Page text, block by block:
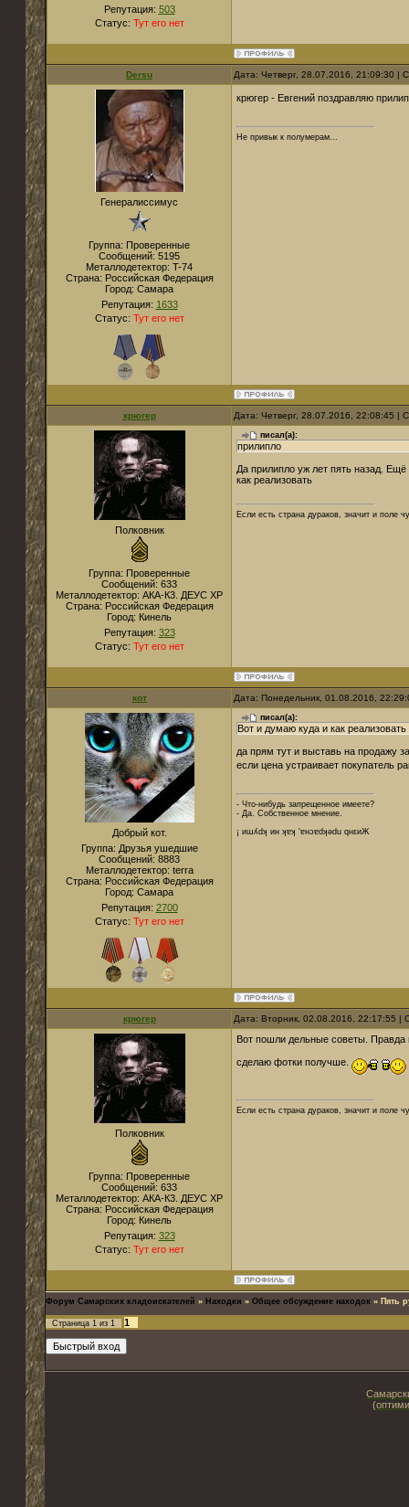
Репутация: 503
Статус: Тут его нет
Dersu Дата: Четверг, 28.07.2016, 21:09:30 |
Генералиссимус
Группа: Проверенные
Сообщений: 5195
Металлодетектор: T-74
Страна: Российская Федерация
Город: Самара
Репутация: 1633
Статус: Тут его нет
крюгер - Евгений поздравляю
Не привык к полумерам...
крюгер Дата: Четверг, 28.07.2016, 22:08:45 |
Полковник
Группа: Проверенные
Сообщений: 633
Металлодетектор: АКА-К3. ДЕУС XP
Страна: Российская Федерация
Город: Кинель
Репутация: 323
Статус: Тут его нет
писал(а):
прилипло
Да прилипло уж лет пять назад.
как реализовать
Если есть страна дураков, значит и поле
кот Дата: Понедельник, 01.08.2016,
Добрый кот.
Группа: Друзья ушедшие
Сообщений: 8883
Металлодетектор: terra
Страна: Российская Федерация
Город: Cамара
Репутация: 2700
Статус: Тут его нет
писал(а):
Вот и думаю куда и как реализовать
да прям тут и выставь на продажу
если цена устраивает покупатель
- Что-нибудь запрещенное имеете?
- Да. Собственное мнение.
¡ иɯʎdʞ ин ʞɐʞ 'ɐнɔɐdʞǝdu qнεиЖ
крюгер Дата: Вторник, 02.08.2016, 22:17:55
Полковник
Группа: Проверенные
Сообщений: 633
Металлодетектор: АКА-К3. ДЕУС XP
Страна: Российская Федерация
Город: Кинель
Репутация: 323
Статус: Тут его нет
Вот пошли дельные советы. Правда
сделаю фотки получше.
Если есть страна дураков, значит и поле
Форум Самарских кладоискателей » Находки » Общее обсуждение находок » Пять
Страница 1 из 1 1